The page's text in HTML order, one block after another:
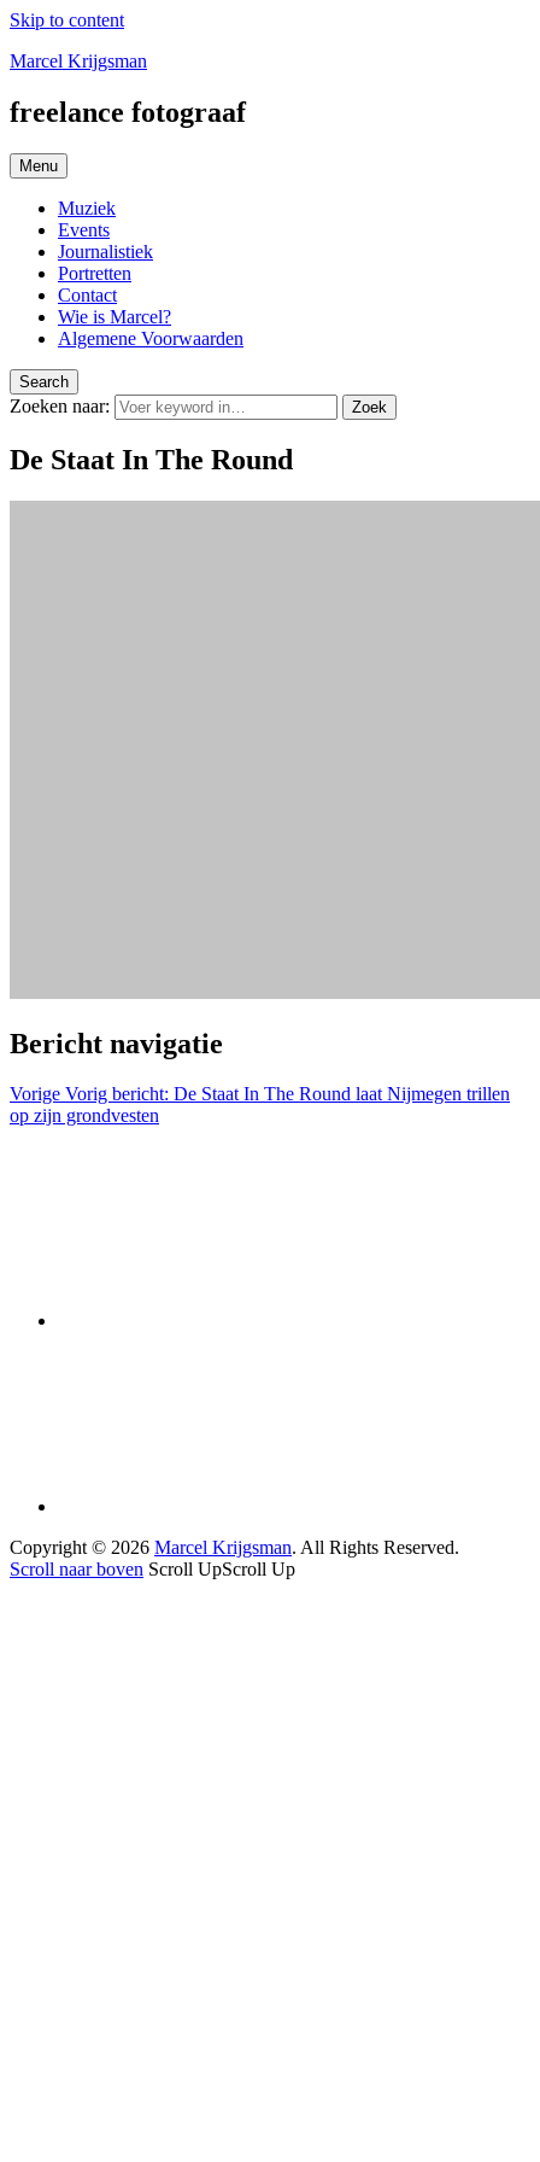
Skip to content
Marcel Krijgsman
freelance fotograaf
Menu
Muziek
Events
Journalistiek
Portretten
Contact
Wie is Marcel?
Algemene Voorwaarden
Search
Zoeken naar: Zoek
De Staat In The Round
Bericht navigatie
Vorige Vorig bericht: De Staat In The Round laat Nijmegen trillen
op zijn grondvesten
Copyright © 2026 Marcel Krijgsman. All Rights Reserved.
Scroll naar boven Scroll UpScroll Up